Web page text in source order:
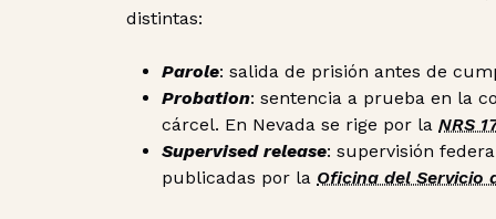
distintas:
Parole: salida de prisión antes de
Probation: sentencia a prueba en la
cárcel. En Nevada se rige por la NRS
Supervised release: supervisión
publicadas por la Oficina del Servicio